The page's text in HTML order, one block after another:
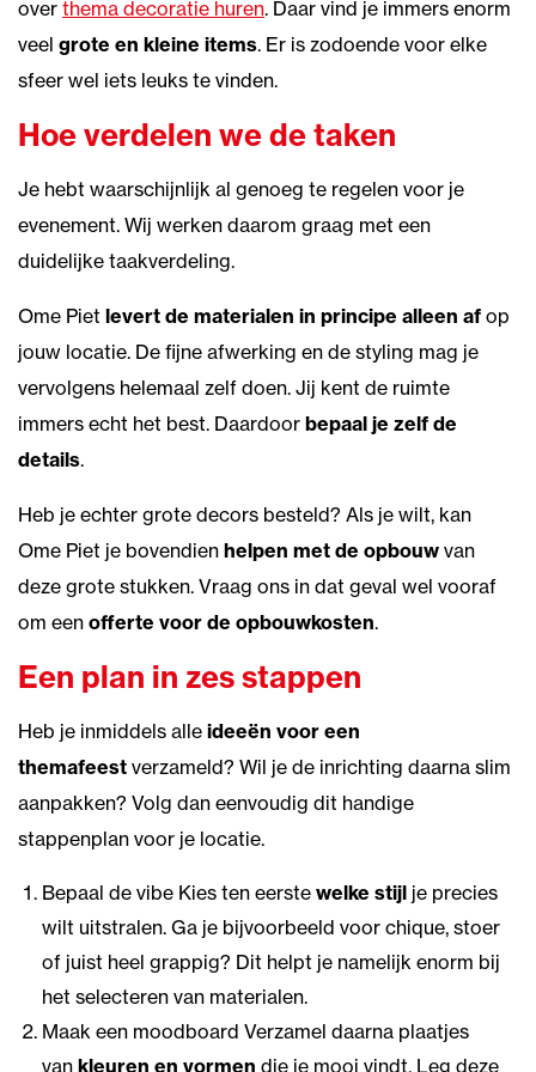
over thema decoratie huren. Daar vind je immers enorm
veel grote en kleine items. Er is zodoende voor elke
sfeer wel iets leuks te vinden.
Hoe verdelen we de taken
Je hebt waarschijnlijk al genoeg te regelen voor je
evenement. Wij werken daarom graag met een
duidelijke taakverdeling.
Ome Piet levert de materialen in principe alleen af op
jouw locatie. De fijne afwerking en de styling mag je
vervolgens helemaal zelf doen. Jij kent de ruimte
immers echt het best. Daardoor bepaal je zelf de
details.
Heb je echter grote decors besteld? Als je wilt, kan
Ome Piet je bovendien helpen met de opbouw van
deze grote stukken. Vraag ons in dat geval wel vooraf
om een offerte voor de opbouwkosten.
Een plan in zes stappen
Heb je inmiddels alle ideeën voor een
themafeest verzameld? Wil je de inrichting daarna slim
aanpakken? Volg dan eenvoudig dit handige
stappenplan voor je locatie.
Bepaal de vibe Kies ten eerste welke stijl je precies
wilt uitstralen. Ga je bijvoorbeeld voor chique, stoer
of juist heel grappig? Dit helpt je namelijk enorm bij
het selecteren van materialen.
Maak een moodboard Verzamel daarna plaatjes
van kleuren en vormen die je mooi vindt. Leg deze